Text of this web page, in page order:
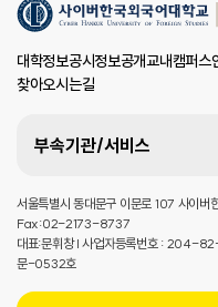
대학정보공시정보공개교내캠퍼스
찾아오시는길
부속기관/서비스
서울특별시 동대문구 이문로 107 사
Fax:02-2173-8737
대표:문휘창 | 사업자등록번호 : 204-
문-0532호